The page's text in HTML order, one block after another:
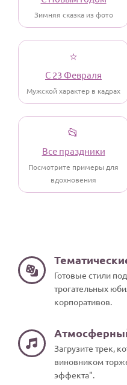
Зимняя сказка из фото
⭐
С 23 Февраля
Мужской характер в кадрах
📂
Все праздники
Посмотрите примеры для
вдохновения
Готовые стили
трогательных
корпоративов.
Загрузите трек,
виновником
эффекта".